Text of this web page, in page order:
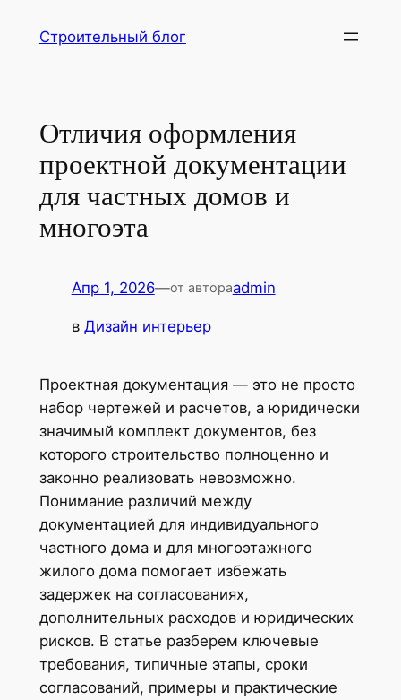
Строительный блог
Отличия оформления
проектной документации
для частных домов и
многоэта
Апр 1, 2026—от автораadmin
в Дизайн интерьер
Проектная документация — это не просто
набор чертежей и расчетов, а юридически
значимый комплект документов, без
которого строительство полноценно и
законно реализовать невозможно.
Понимание различий между
документацией для индивидуального
частного дома и для многоэтажного
жилого дома помогает избежать
задержек на согласованиях,
дополнительных расходов и юридических
рисков. В статье разберем ключевые
требования, типичные этапы, сроки
согласований, примеры и практические